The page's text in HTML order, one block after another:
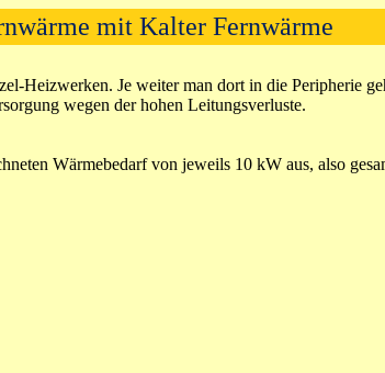
mit Kalter Fernwärme
Heizwerken. Je weiter man dort in die Peripherie
wegen der hohen Leitungsverluste.
Wärmebedarf von jeweils 10 kW aus, also